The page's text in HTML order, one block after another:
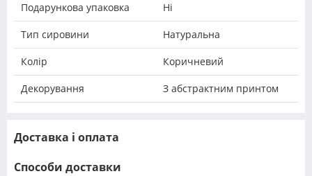
Подарункова упаковка Ні
Тип сировини Натуральна
Колір Коричневий
Декорування З абстрактним принтом
Доставка і оплата
Способи доставки